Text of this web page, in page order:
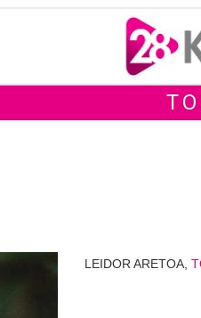
LEIDOR ARETOA,